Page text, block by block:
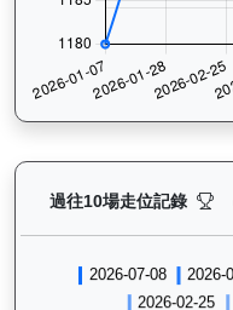
過往10場走位記錄